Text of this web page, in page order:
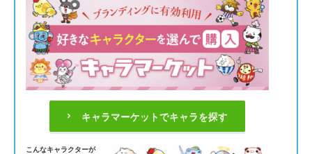
キャラマーケットでキャラを探す
こんなキャラクターが